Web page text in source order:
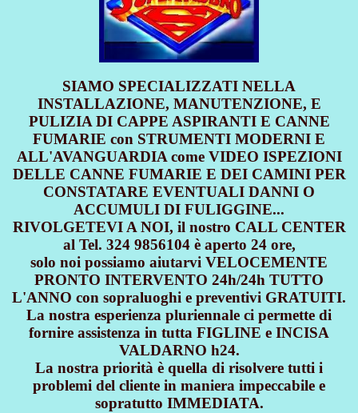
SIAMO SPECIALIZZATI NELLA
INSTALLAZIONE, MANUTENZIONE, E
PULIZIA DI CAPPE ASPIRANTI E CANNE
FUMARIE con STRUMENTI MODERNI E
ALL'AVANGUARDIA come VIDEO ISPEZIONI
DELLE CANNE FUMARIE E DEI CAMINI PER
CONSTATARE EVENTUALI DANNI O
ACCUMULI DI FULIGGINE...
RIVOLGETEVI A NOI, il nostro CALL CENTER
al Tel. 324 9856104 è aperto 24 ore,
solo noi possiamo aiutarvi VELOCEMENTE
PRONTO INTERVENTO 24h/24h TUTTO
L'ANNO con sopraluoghi e preventivi GRATUITI.
La nostra esperienza pluriennale ci permette di
fornire assistenza in tutta FIGLINE e INCISA
VALDARNO h24.
La nostra priorità è quella di risolvere tutti i
problemi del cliente in maniera impeccabile e
sopratutto IMMEDIATA.